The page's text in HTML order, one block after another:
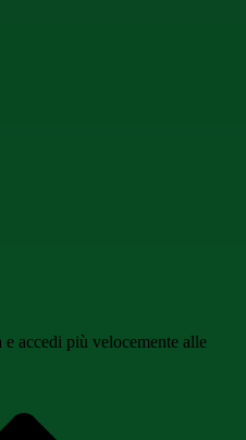
accedi più velocemente alle